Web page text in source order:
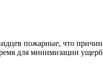
пожарные, что
для минимизации